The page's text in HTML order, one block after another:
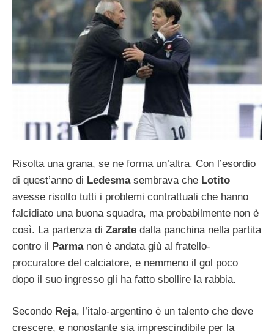
Risolta una grana, se ne forma un’altra. Con l’esordio
di quest’anno di Ledesma sembrava che Lotito
avesse risolto tutti i problemi contrattuali che hanno
falcidiato una buona squadra, ma probabilmente non è
così. La partenza di Zarate dalla panchina nella partita
contro il Parma non è andata giù al fratello-
procuratore del calciatore, e nemmeno il gol poco
dopo il suo ingresso gli ha fatto sbollire la rabbia.
Secondo Reja, l’italo-argentino è un talento che deve
crescere, e nonostante sia imprescindibile per la